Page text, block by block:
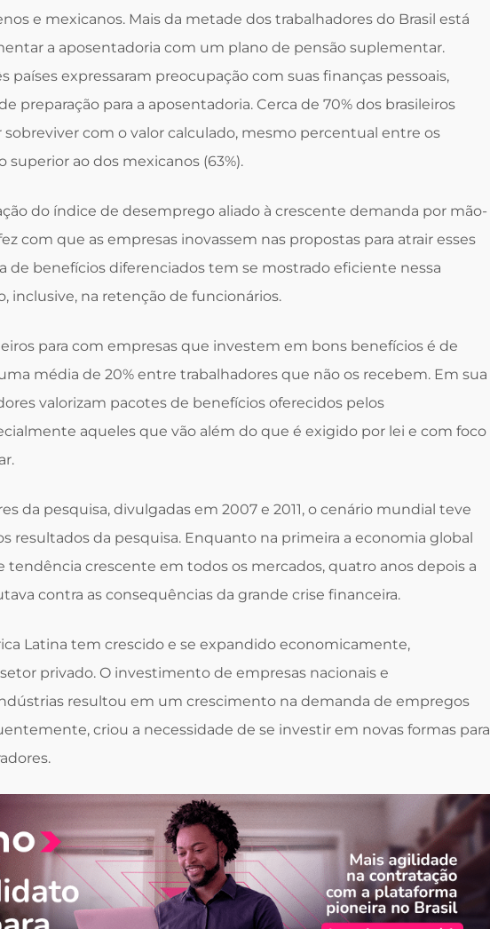
e mexicanos. Mais da metade dos trabalhadores do Brasil está
a aposentadoria com um plano de pensão suplementar.
países expressaram preocupação com suas finanças pessoais,
preparação para a aposentadoria. Cerca de 70% dos brasileiros
com o valor calculado, mesmo percentual entre os
ao dos mexicanos (63%).
do índice de desemprego aliado à crescente demanda por mão-
com que as empresas inovassem nas propostas para atrair esses
de benefícios diferenciados tem se mostrado eficiente nessa
inclusive, na retenção de funcionários.
para com empresas que investem em bons benefícios é de
média de 20% entre trabalhadores que não os recebem. Em sua
valorizam pacotes de benefícios oferecidos pelos
aqueles que vão além do que é exigido por lei e com foco
da pesquisa, divulgadas em 2007 e 2011, o cenário mundial teve
resultados da pesquisa. Enquanto na primeira a economia global
tendência crescente em todos os mercados, quatro anos depois a
contra as consequências da grande crise financeira.
Latina tem crescido e se expandido economicamente,
privado. O investimento de empresas nacionais e
resultou em um crescimento na demanda de empregos
criou a necessidade de se investir em novas formas para